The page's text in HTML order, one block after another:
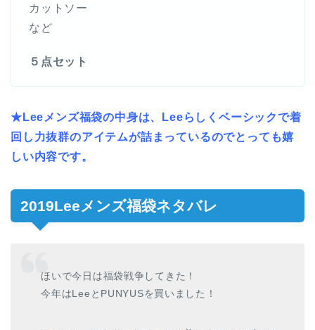
カットソー
など
５点セット
★Leeメンズ福袋の中身は、Leeらしくベーシックで着
回し力抜群のアイテムが詰まっているのでとっても嬉
しい内容です。
2019Leeメンズ福袋ネタバレ
ほいで今日は福袋戦争してきた！
今年はLeeとPUNYUSを買いました！